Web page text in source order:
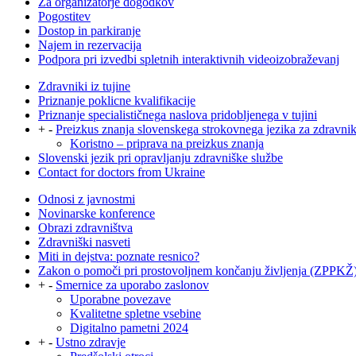
Pogostitev
Dostop in parkiranje
Najem in rezervacija
Podpora pri izvedbi spletnih interaktivnih videoizobraževanj
Zdravniki iz tujine
Priznanje poklicne kvalifikacije
Priznanje specialističnega naslova pridobljenega v tujini
+ - Preizkus znanja slovenskega strokovnega jezika za
Koristno – priprava na preizkus znanja
Slovenski jezik pri opravljanju zdravniške službe
Contact for doctors from Ukraine
Odnosi z javnostmi
Novinarske konference
Obrazi zdravništva
Zdravniški nasveti
Miti in dejstva: poznate resnico?
Zakon o pomoči pri prostovoljnem končanju življenja
+ - Smernice za uporabo zaslonov
Uporabne povezave
Kvalitetne spletne vsebine
Digitalno pametni 2024
+ - Ustno zdravje